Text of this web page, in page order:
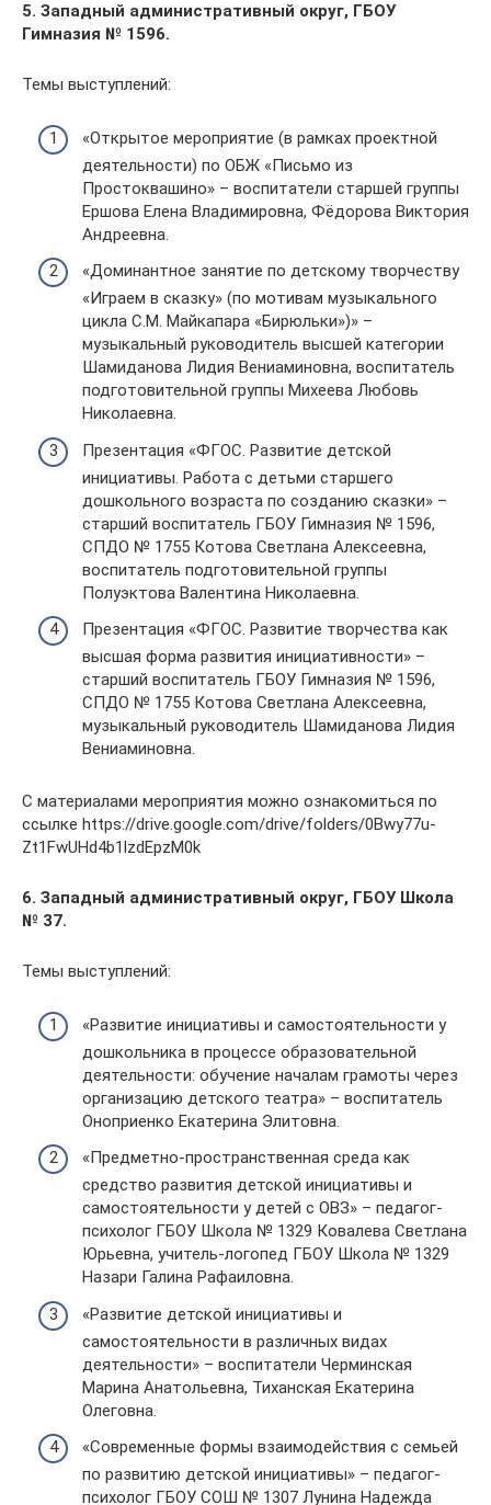
5. Западный административный округ, ГБОУ
Гимназия № 1596.
Темы выступлений:
«Открытое мероприятие (в рамках проектной
деятельности) по ОБЖ «Письмо из
Простоквашино» – воспитатели старшей группы
Ершова Елена Владимировна, Фёдорова Виктория
Андреевна.
«Доминантное занятие по детскому творчеству
«Играем в сказку» (по мотивам музыкального
цикла С.М. Майкапара «Бирюльки»)» –
музыкальный руководитель высшей категории
Шамиданова Лидия Вениаминовна, воспитатель
подготовительной группы Михеева Любовь
Николаевна.
Презентация «ФГОС. Развитие детской
инициативы. Работа с детьми старшего
дошкольного возраста по созданию сказки» –
старший воспитатель ГБОУ Гимназия № 1596,
СПДО № 1755 Котова Светлана Алексеевна,
воспитатель подготовительной группы
Полуэктова Валентина Николаевна.
Презентация «ФГОС. Развитие творчества как
высшая форма развития инициативности» –
старший воспитатель ГБОУ Гимназия № 1596,
СПДО № 1755 Котова Светлана Алексеевна,
музыкальный руководитель Шамиданова Лидия
Вениаминовна.
С материалами мероприятия можно ознакомиться по
ссылке https://drive.google.com/drive/folders/0Bwy77u-
Zt1FwUHd4b1lzdEpzM0k
6. Западный административный округ, ГБОУ Школа
№ 37.
Темы выступлений:
«Развитие инициативы и самостоятельности у
дошкольника в процессе образовательной
деятельности: обучение началам грамоты через
организацию детского театра» – воспитатель
Оноприенко Екатерина Элитовна.
«Предметно-пространственная среда как
средство развития детской инициативы и
самостоятельности у детей с ОВЗ» – педагог-
психолог ГБОУ Школа № 1329 Ковалева Светлана
Юрьевна, учитель-логопед ГБОУ Школа № 1329
Назари Галина Рафаиловна.
«Развитие детской инициативы и
самостоятельности в различных видах
деятельности» – воспитатели Черминская
Марина Анатольевна, Тиханская Екатерина
Олеговна.
«Современные формы взаимодействия с семьей
по развитию детской инициативы» – педагог-
психолог ГБОУ СОШ № 1307 Лунина Надежда